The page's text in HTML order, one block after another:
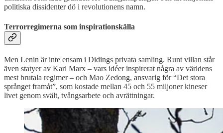
politiska dissidenter dö i revolutionens namn.
Terrorregimerna som inspirationskälla
Men Lenin är inte ensam i Didings privata samling. Runt villan står
även statyer av Karl Marx – vars idéer inspirerat några av världens
mest brutala regimer – och Mao Zedong, ansvarig för “Det stora
språnget framåt”, som kostade mellan 45 och 55 miljoner kineser
livet genom svält, tvångsarbete och avrättningar.